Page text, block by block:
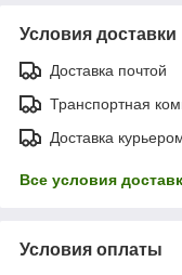
Условия доставки
Доставка почтой
Транспортная
Доставка
Все условия
Условия оплаты